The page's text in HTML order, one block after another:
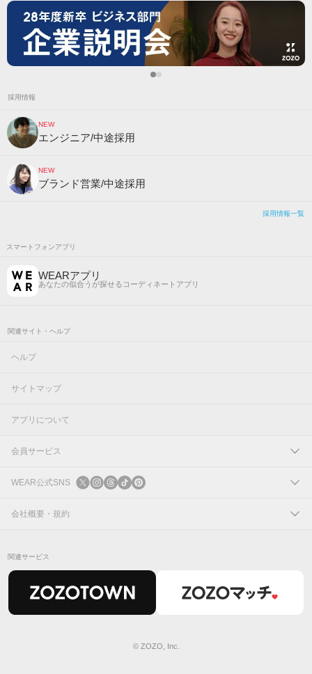
採用情報
NEW
エンジニア/中途採用
NEW
ブランド営業/中途採用
採用情報一覧
スマートフォンアプリ
WEARアプリ
あなたの似合うが探せるコーディネートアプリ
関連サイト・ヘルプ
ヘルプ
サイトマップ
アプリについて
会員サービス
ログイン
新規会員登録
WEAR公式SNS
X
会社概要・規約
関連サービス
© ZOZO, Inc.